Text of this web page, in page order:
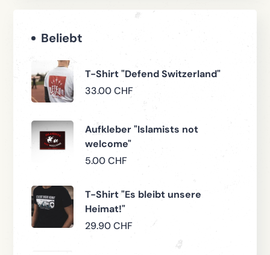
Beliebt
T-Shirt "Defend Switzerland"
33.00CHF
Aufkleber "Islamists not
welcome"
5.00CHF
T-Shirt "Es bleibt unsere
Heimat!"
29.90CHF